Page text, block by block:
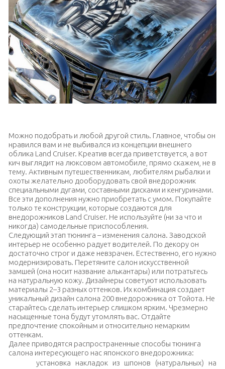
Можно подобрать и любой другой стиль. Главное, чтобы он
нравился вам и не выбивался из концепции внешнего
облика Land Cruiser. Креатив всегда приветствуется, а вот
кич выглядит на люксовом автомобиле, прямо скажем, не в
тему. Активным путешественникам, любителям рыбалки и
охоты желательно дооборудовать свой внедорожник
специальными дугами, составными дисками и кенгуринами.
Все эти дополнения нужно приобретать с умом. Покупайте
только те конструкции, которые создаются для
внедорожников Land Cruiser. Не используйте (ни за что и
никогда) самодельные приспособления.
Следующий этап тюнинга – изменения салона. Заводской
интерьер не особенно радует водителей. По декору он
достаточно строг и даже невзрачен. Естественно, его нужно
модернизировать. Перетяните салон искусственной
замшей (она носит название алькантары) или потратьтесь
на натуральную кожу. Дизайнеры советуют использовать
материалы 2–3 разных оттенков. Их комбинация создает
уникальный дизайн салона 200 внедорожника от Тойота. Не
старайтесь сделать интерьер слишком ярким. Чрезмерно
насыщенные тона будут утомлять вас. Отдайте
предпочтение спокойным и относительно немарким
оттенкам.
Далее приводятся распространенные способы тюнинга
салона интересующего нас японского внедорожника:
установка накладок из шпонов (натуральных) на